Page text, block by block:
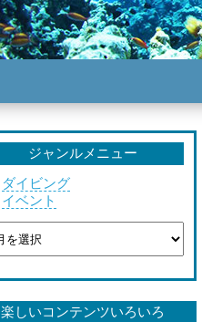
ジャンルメニュー
ダイビング
イベント
楽しいコンテンツいろいろ